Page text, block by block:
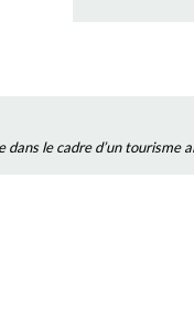
dans le cadre d’un tourisme